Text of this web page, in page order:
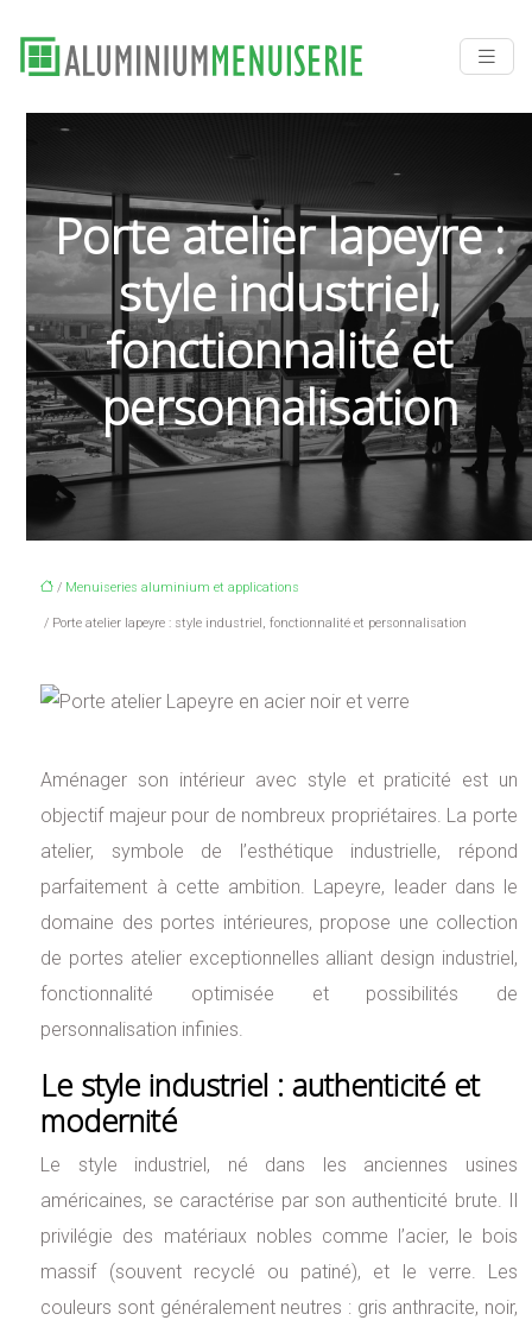
Porte atelier lapeyre :
style industriel,
fonctionnalité et
personnalisation
/ Menuiseries aluminium et applications
/ Porte atelier lapeyre : style industriel, fonctionnalité et personnalisation
Aménager son intérieur avec style et praticité est un
objectif majeur pour de nombreux propriétaires. La porte
atelier, symbole de l’esthétique industrielle, répond
parfaitement à cette ambition. Lapeyre, leader dans le
domaine des portes intérieures, propose une collection
de portes atelier exceptionnelles alliant design industriel,
fonctionnalité optimisée et possibilités de
personnalisation infinies.
Le style industriel : authenticité et
modernité
Le style industriel, né dans les anciennes usines
américaines, se caractérise par son authenticité brute. Il
privilégie des matériaux nobles comme l’acier, le bois
massif (souvent recyclé ou patiné), et le verre. Les
couleurs sont généralement neutres : gris anthracite, noir,